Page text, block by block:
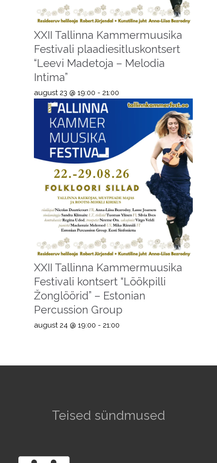
XXII Tallinna Kammermuusika
Festivali plaadiesitluskontsert
“Leevi Madetoja – Melodia
Intima”
august 23 @ 19:00 - 21:00
XXII Tallinna Kammermuusika
Festivali kontsert “Löökpilli
Žonglöörid” – Estonian
Percussion Group
august 24 @ 19:00 - 21:00
Teised sündmused